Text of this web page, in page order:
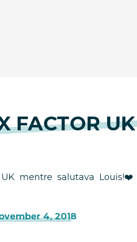
FACTOR UK
UK mentre salutava Louis!❤️
4, 2018